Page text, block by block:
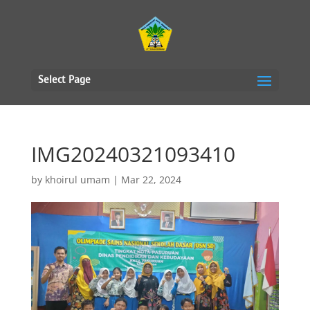
Select Page
IMG20240321093410
by khoirul umam | Mar 22, 2024